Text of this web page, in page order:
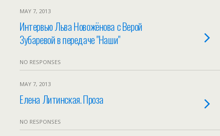
MAY 7, 2013
Интервью Льва Новожёнова с Верой
Зубаревой в передаче "Наши"
NO RESPONSES
MAY 7, 2013
Елена Литинская. Проза
NO RESPONSES